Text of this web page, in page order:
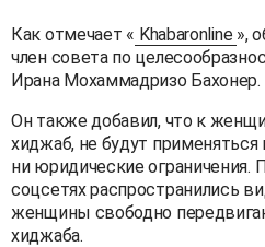
Как отмечает « Khabaronline »,
член совета по
Ирана Мохаммадризо Бахонер.
Он также добавил, что к
хиджаб, не будут
ни юридические ограничения.
соцсетях распространились
женщины свободно
хиджаба.